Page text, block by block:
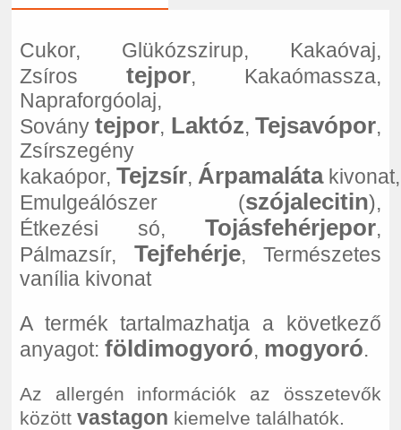
Cukor, Glükózszirup, Kakaóvaj,
Zsíros tejpor, Kakaómassza,
Napraforgóolaj,
Soványtejpor, Laktóz,Tejsavópor,
Zsírszegény
kakaópor, Tejzsír, Árpamalátakivonat,
Emulgeálószer (szójalecitin),
Étkezési só,Tojásfehérjepor,
Pálmazsír, Tejfehérje, Természetes
vanília kivonat
A termék tartalmazhatja a következő
anyagot: földimogyoró, mogyoró.
Az allergén információk az összetevők
között vastagon kiemelve találhatók.